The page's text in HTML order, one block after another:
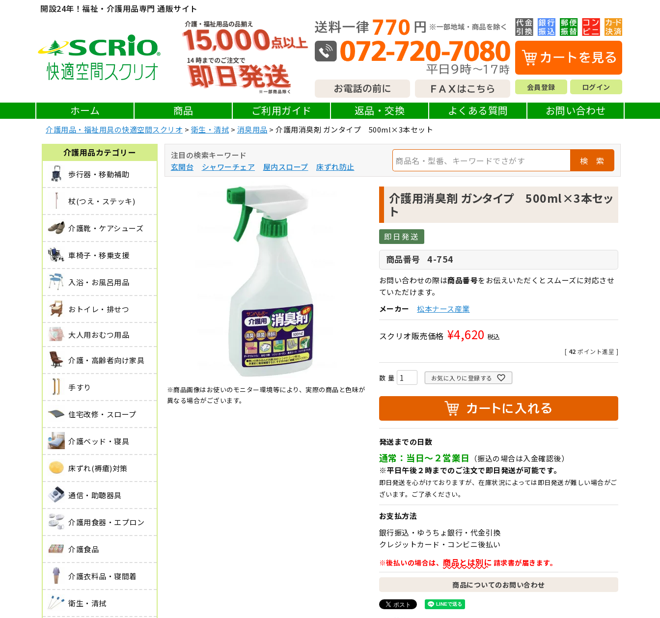
開設24年！福祉・介護用品専門 通販サイト
会員登録 ログイン
ホーム 商品 ご利用ガイド 返品・交換 よくある質問 お問い合わせ
介護用品・福祉用具の快適空間スクリオ 衛生・清拭 消臭用品 介護用消臭剤 ガンタイプ 500ml×3本セット
介護用品カテゴリー
歩行器・移動補助
杖(つえ・ステッキ)
介護靴・ケアシューズ
車椅子・移乗支援
入浴・お風呂用品
おトイレ・排せつ
大人用おむつ用品
介護・高齢者向け家具
手すり
住宅改修・スロープ
介護ベッド・寝具
床ずれ(褥瘡)対策
通信・助聴器具
介護用食器・エプロン
介護食品
介護衣料品・寝間着
衛生・清拭
注目の検索キーワード
玄関台
シャワーチェア 屋内スロープ 床ずれ防止
検 索
※商品画像はお使いのモニター環境等により、実際の商品と色味が
異なる場合がございます。
介護用消臭剤 ガンタイプ 500ml×3本セッ
ト
即日発送
商品番号 4-754
お問い合わせの際は商品番号をお伝えいただくとスムーズに対応させ
ていただけます。
メーカー
松本ナース産業
スクリオ販売価格 ¥4,620 税込
[ 42 ポイント進呈 ]
お気に入りに登録する
発送までの日数
通常：当日～２営業日
（振込の場合は入金確認後）
※平日午後２時までのご注文で即日発送が可能です。
即日発送を心がけておりますが、在庫状況によっては即日発送が難しい場合がご
ざいます。ご了承ください。
お支払方法
銀行振込・ゆうちょ銀行・代金引換
クレジットカード・コンビニ後払い
※後払いの場合は、 商品とは別に 請求書が届きます。
商品についてのお問い合わせ